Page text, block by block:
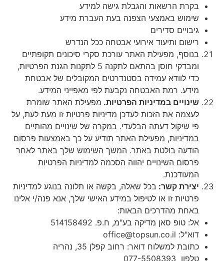
הרשאות והגבלת גישה למידע
באמצעי הצפנה בעת העברת מידע
סדירים
ותיעוד אירועי אבטחה ככל הנדרש
מפעילת האתר עורכת סקרי סיכונים תקופתיים
ומבדקי חוסן בהתאם לתקנה 5 לתקנות הגנת הפרטיות,
עמידה בסטנדרטים המקובלים של אבטחת
רמת האבטחה נקבעת לפי מאפייני המידע.
במדיניות הפרטיות.מפעילת האתר שומרת
את הזכות לעדכן מדיניות פרטיות זו מעת לעת, על
דעתה הבלעדי. במקרה של שינויים מהותיים
מפעילת האתר תודיע על כך באמצעות פרסום
בולטת באתר. המשך השימוש שלך באתר לאחר
השינויים יהווה הסכמה למדיניות הפרטיות
קשר:בכל שאלה, בקשה או תלונה בנוגע למדיניות
זו או לטיפול במידע האישי שלך, אנא פנה/י אלינו
מהדרכים הבאות:
סאן מדיקה בע"מ, ח.פ. 514158492
למשלוח דואר: רחוב קפלן 35, נהריה